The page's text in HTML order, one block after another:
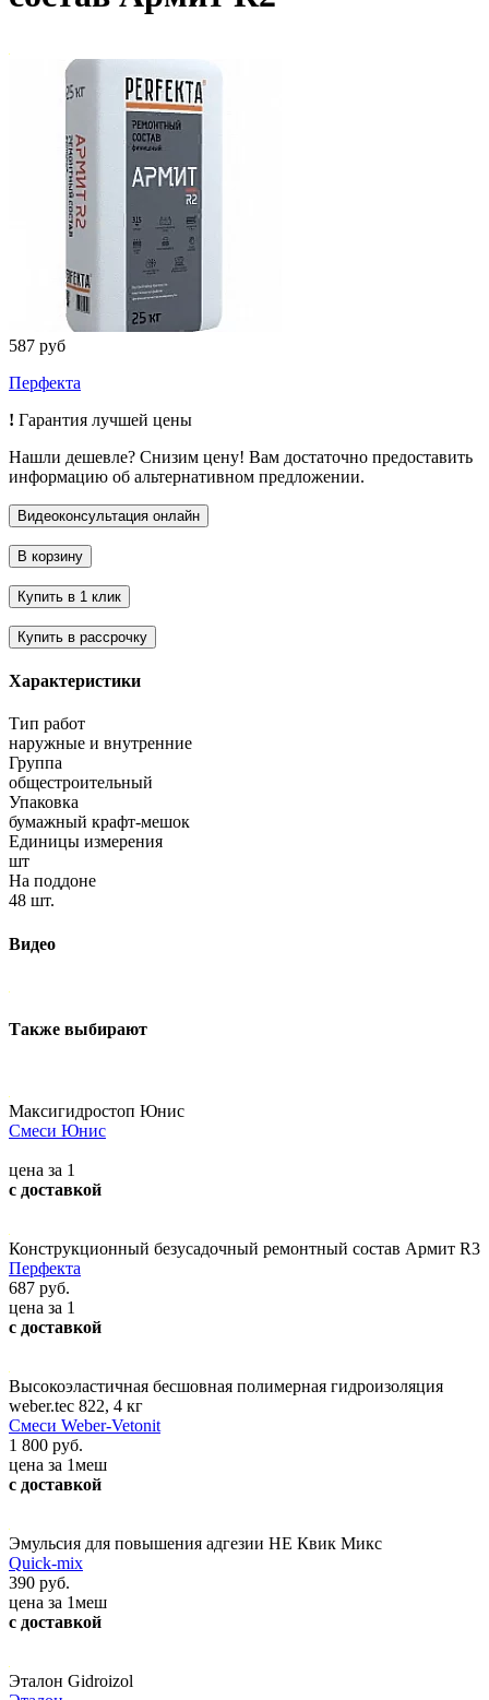
587 руб
Перфекта
! Гарантия лучшей цены
Нашли дешевле? Снизим цену! Вам достаточно предоставить
информацию об альтернативном предложении.
Характеристики
Тип работ
наружные и внутренние
Группа
общестроительный
Упаковка
бумажный крафт-мешок
Единицы измерения
шт
На поддоне
48 шт.
Видео
Также выбирают
Максигидростоп Юнис
Смеси Юнис
цена за 1
с доставкой
Конструкционный безусадочный ремонтный состав Армит R3
Перфекта
687 руб.
цена за 1
с доставкой
Высокоэластичная бесшовная полимерная гидроизоляция
weber.tec 822, 4 кг
Смеси Weber-Vetonit
1 800 руб.
цена за 1меш
с доставкой
Эмульсия для повышения адгезии HE Квик Микс
Quick-mix
390 руб.
цена за 1меш
с доставкой
Эталон Gidroizol